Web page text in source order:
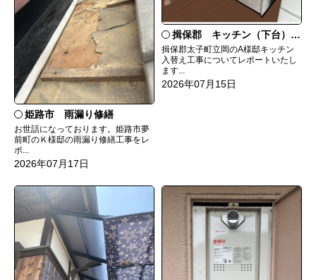
姫路市 雨漏り修繕
お世話になっております。姫路市夢
前町のＫ様邸の雨漏り修繕工事をレ
ポ...
2026年07月17日
揖保郡 キッチン（下台）交換
揖保郡太子町立岡のA様邸キッチン
入替え工事についてレポートいたし
ます...
2026年07月15日